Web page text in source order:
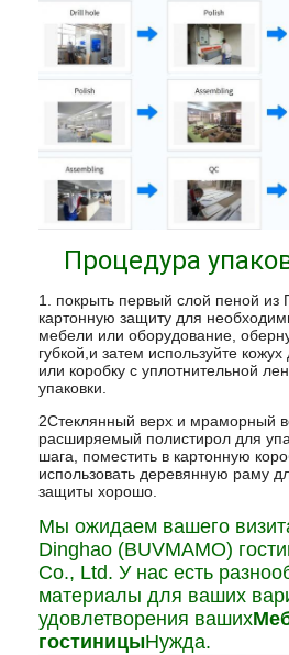
Процедура
1. покрыть первый слой пеной из
картонную защиту для
мебели или оборудование,
губкой,и затем используйте
или коробку с уплотнительной
упаковки.
2Стеклянный верх и мраморный
расширяемый полистирол для
шага, поместить в картонную
использовать деревянную раму
защиты хорошо.
Мы ожидаем вашего
Dinghao (BUVMAMO)
Co., Ltd. У нас есть
материалы для ваших
удовлетворения ваших
гостиницыНужда.